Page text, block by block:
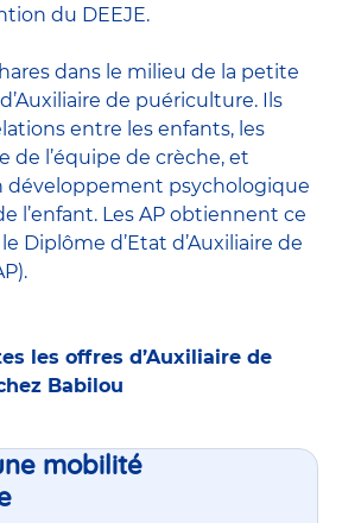
du DEEJE.
dans le milieu de la petite
Auxiliaire de puériculture. Ils
entre les enfants, les
de l’équipe de crèche, et
développement psychologique
l’enfant. Les AP obtiennent ce
le Diplôme d’Etat d’Auxiliaire de
les offres d’Auxiliaire de
Babilou
mobilité